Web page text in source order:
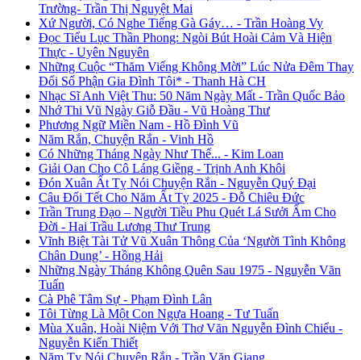
Trường- Trần Thị Nguyệt Mai
Xứ Người, Có Nghe Tiếng Gà Gáy… - Trần Hoàng Vy
Đọc Tiểu Lục Thần Phong: Ngòi Bút Hoài Cảm Và Hiện
Thực - Uyên Nguyên
Những Cuộc “Thăm Viếng Không Mời” Lúc Nửa Đêm Thay
Đổi Số Phận Gia Đình Tôi* - Thanh Hà CH
Nhạc Sĩ Anh Việt Thu: 50 Năm Ngày Mất - Trần Quốc Bảo
Nhớ Thi Vũ Ngày Giỗ Đầu - Vũ Hoàng Thư
Phương Ngữ Miền Nam - Hồ Đình Vũ
Năm Rắn, Chuyện Rắn - Vinh Hồ
Có Những Tháng Ngày Như Thế... - Kim Loan
Giải Oan Cho Cô Láng Giềng - Trịnh Anh Khôi
Đón Xuân Ất Tỵ Nói Chuyện Rắn - Nguyễn Quý Đại
Câu Đối Tết Cho Năm Ất Tỵ 2025 - Đỗ Chiêu Đức
Trần Trung Đạo – Người Tiều Phu Quét Lá Sưởi Ấm Cho
Đời - Hai Trầu Lương Thư Trung
Vĩnh Biệt Tài Tử Vũ Xuân Thông Của ‘Người Tình Không
Chân Dung’ - Hồng Hải
Những Ngày Tháng Không Quên Sau 1975 - Nguyễn Văn
Tuấn
Cà Phê Tâm Sự - Phạm Đình Lân
Tôi Từng Là Một Con Ngựa Hoang - Tư Tuấn
Mùa Xuân, Hoài Niệm Với Thơ Văn Nguyễn Đình Chiểu -
Nguyễn Kiến Thiết
Năm Tỵ Nói Chuyện Rắn - Trần Văn Giang